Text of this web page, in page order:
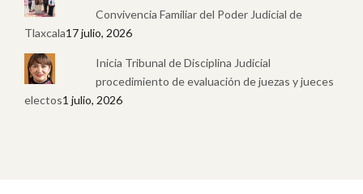
Convivencia Familiar del Poder Judicial de
Tlaxcala17 julio, 2026
Inicia Tribunal de Disciplina Judicial
procedimiento de evaluación de juezas y jueces
electos1 julio, 2026